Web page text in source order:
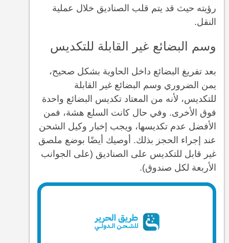
رؤيته حيث قد يتم قلب الصناديق خلال عملية
النقل.
وسم البضائع غير القابلة للتكديس
بعد تفريغ البضائع داخل الحاوية بشكل صحيح،
يمن الضروري وسم البضائع غير القابلة
للتكديس، لأنه من المعتاد تكديس البضائع واحدة
فوق الأخرى. وفي حال كانت السلع هشة، فمن
الأفضل عدم تكديسها، ويجب إخبار وكيل الشحن
عند إجراء الحجز بذلك. أوصيك أيضًا بوضع ملصق
غير قابل للتكديس على الصناديق (على الجوانب
الأربعة لكل صندوق).